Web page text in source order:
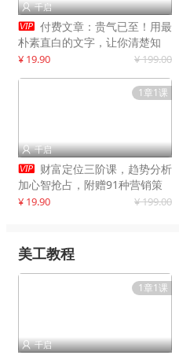
 千启
 付费文章：贵气已至！用最
朴素直白的文字，让你清楚知
道，该如何接住这一次时代的泼
¥ 19.90 ¥ 199.00
1章1课
 千启
 财富定位三阶课，趋势分析
加心智抢占，附赠91种营销策
略模型
¥ 19.90 ¥ 199.00
美工教程
1章1课
 千启